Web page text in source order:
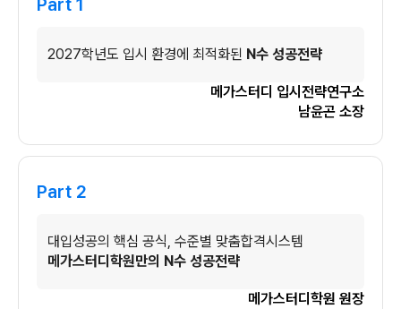
Part 1
2027학년도 입시 환경에 최적화된 N수 성공전략
메가스터디 입시전략연구소
남윤곤 소장
Part 2
대입성공의 핵심 공식, 수준별 맞춤합격시스템
메가스터디학원만의 N수 성공전략
메가스터디학원 원장